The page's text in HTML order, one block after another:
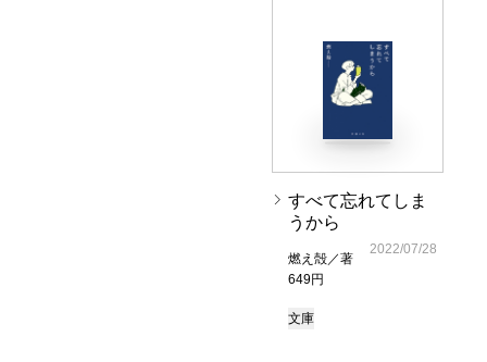
すべて忘れてしま
うから
燃え殻／著
649円
2022/07/28
文庫